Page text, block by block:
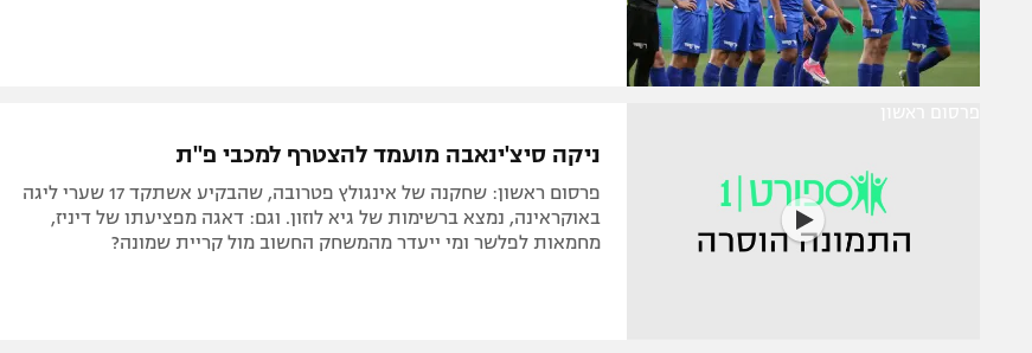
ניקה סיצ'ינאבה מועמד להצטרף למכבי פ"ת
פרסום ראשון: שחקנה של אינגולץ פטרובה, שהבקיע אשתקד 17 שערי ליגה
באוקראינה, נמצא ברשימות של גיא לוזון. וגם: דאגה מפציעתו של דיניז,
מחמאות לפלשר ומי ייעדר מהמשחק החשוב מול קריית שמונה?